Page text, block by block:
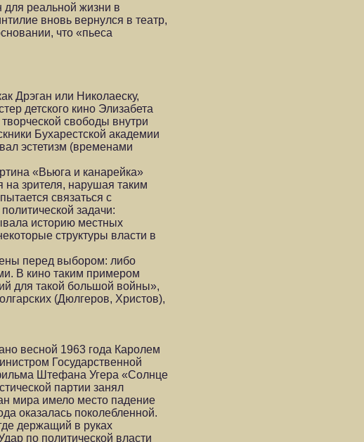
для реальной жизни в
вновь вернулся в театр,
что «пьеса
Дрэган или Николаеску,
детского кино Элизабета
свободы внутри
Бухарестской академии
эстетизм (временами
«Вьюга и канарейка»
зрителя, нарушая таким
связаться с
задачи:
историю местных
структуры власти в
перед выбором: либо
В кино таким примером
для такой большой войны»,
(Дюлгеров, Христов),
весной 1963 года Каролем
Государственной
Штефана Угера «Солнце
партии занял
мира имело место падение
оказалась поколебленной.
держащий в руках
по политической власти